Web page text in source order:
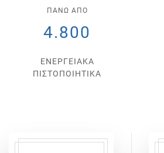
ΠΑΝΩ ΑΠΟ
4.800
ΕΝΕΡΓΕΙΑΚΑ
ΠΙΣΤΟΠΟΙΗΤΙΚΑ